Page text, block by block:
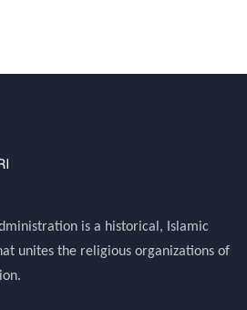
is a historical, Islamic
unites the religious organizations of